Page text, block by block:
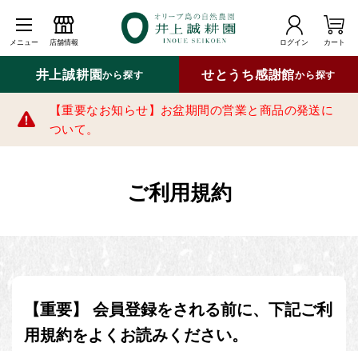
メニュー 店舗情報 ログイン カート
井上誠耕園から探す せとうち感謝館から探す
【重要なお知らせ】お盆期間の営業と商品の発送に
ついて。
ご利用規約
【重要】 会員登録をされる前に、下記ご利
用規約をよくお読みください。